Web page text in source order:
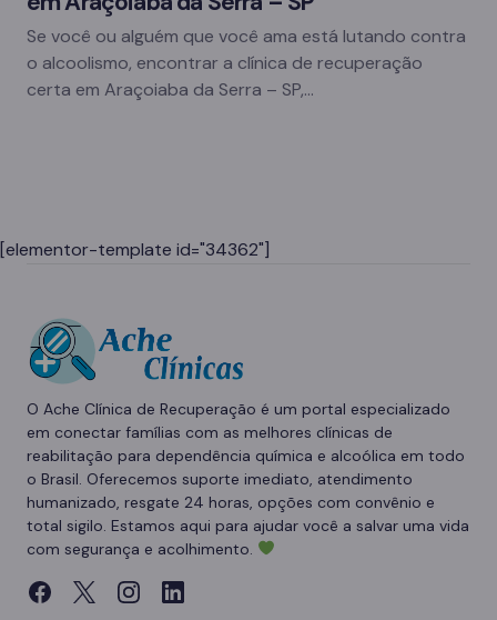
Se você ou alguém que você ama está lutando contra
o alcoolismo, encontrar a clínica de recuperação
certa em Araçoiaba da Serra – SP,…
[elementor-template id="34362"]
O Ache Clínica de Recuperação é um portal especializado
em conectar famílias com as melhores clínicas de
reabilitação para dependência química e alcoólica em todo
o Brasil. Oferecemos suporte imediato, atendimento
humanizado, resgate 24 horas, opções com convênio e
total sigilo. Estamos aqui para ajudar você a salvar uma vida
com segurança e acolhimento.